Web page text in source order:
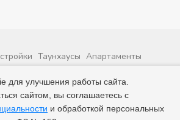
Таунхаусы Апартаменты
+7 (499) 113-69-28
для улучшения работы сайта.
сайтом, вы соглашаетесь с
и обработкой персональных